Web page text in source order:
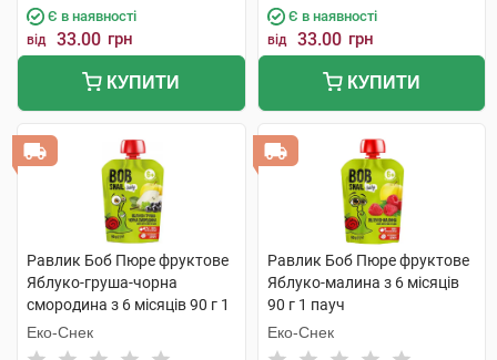
Є в наявності
від 33.00 грн
КУПИТИ
Є в наявності
від 33.00 грн
КУПИТИ
Равлик Боб Пюре фруктове
Яблуко-груша-чорна
смородина з 6 місяців 90 г 1
пауч
Еко-Снек
Равлик Боб Пюре фруктове
Яблуко-малина з 6 місяців
90 г 1 пауч
Еко-Снек